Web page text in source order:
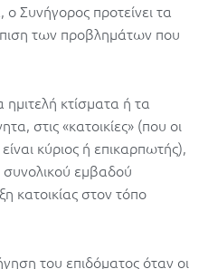
ο Συνήγορος προτείνει τα
των προβλημάτων που
κτίσματα ή τα
στις «κατοικίες» (που οι
κύριος ή επικαρπωτής),
συνολικού εμβαδού
κατοικίας στον τόπο
του επιδόματος όταν οι